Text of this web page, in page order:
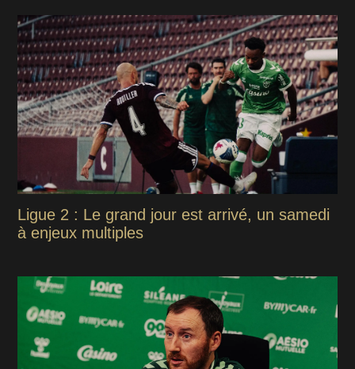
Ligue 2 : Le grand jour est arrivé, un samedi
à enjeux multiples